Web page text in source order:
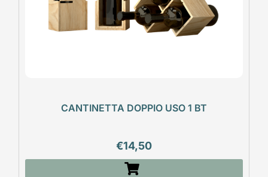
CANTINETTA DOPPIO USO 1 BT
€14,50